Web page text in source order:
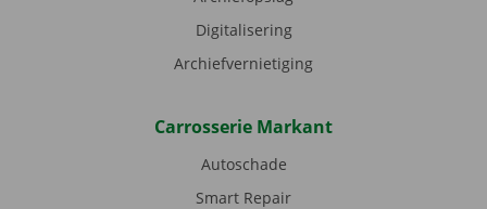
Digitalisering
Archiefvernietiging
Carrosserie Markant
Autoschade
Smart Repair